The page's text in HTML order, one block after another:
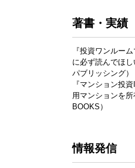
著書・実績
『投資ワンルー
に必ず読んでほ
パブリッシング）
『マンション投
用マンションを
BOOKS）
情報発信